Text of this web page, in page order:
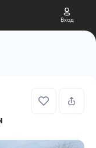
Вход